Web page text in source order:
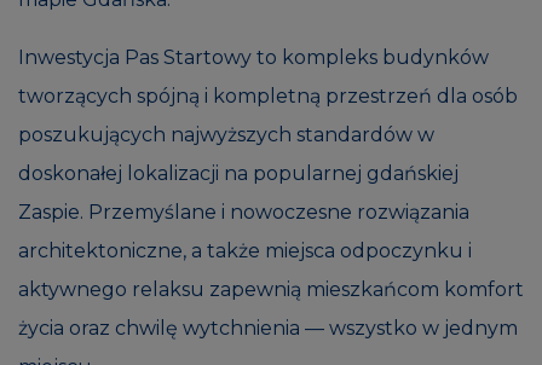
Inwestycja Pas Startowy to kompleks budynków
tworzących spójną i kompletną przestrzeń dla osób
poszukujących najwyższych standardów w
doskonałej lokalizacji na popularnej gdańskiej
Zaspie. Przemyślane i nowoczesne rozwiązania
architektoniczne, a także miejsca odpoczynku i
aktywnego relaksu zapewnią mieszkańcom komfort
życia oraz chwilę wytchnienia — wszystko w jednym